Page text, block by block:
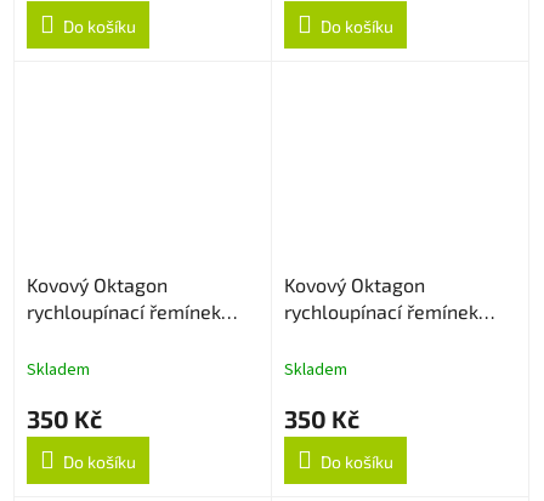
Do košíku Do košíku
Kovový Oktagon
rychloupínací řemínek
Skladem
350 Kč
Do košíku
Kovový Oktagon
rychloupínací řemínek
Skladem
350 Kč
Do košíku